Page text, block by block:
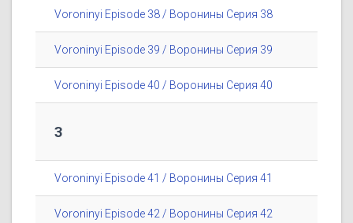
Voroninyi Episode 38 / Воронины Серия 38
Voroninyi Episode 39 / Воронины Серия 39
Voroninyi Episode 40 / Воронины Серия 40
3
Voroninyi Episode 41 / Воронины Серия 41
Voroninyi Episode 42 / Воронины Серия 42